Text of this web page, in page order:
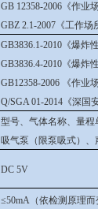
GB 12358-2006《作业
GBZ 2.1-2007《工作场
GB3836.1-2010《爆炸
GB3836.4-2010《爆炸
GB12358-2006 《作业
Q/SGA 01-2014《深国
型号、气体名称、量
吸气泵（限泵吸式）
DC 5V
≤50mA（依检测原理而